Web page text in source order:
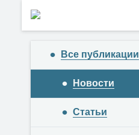
Все публикации
Новости
Статьи